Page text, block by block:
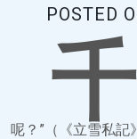
POSTED
千
呢？”（《立雪私